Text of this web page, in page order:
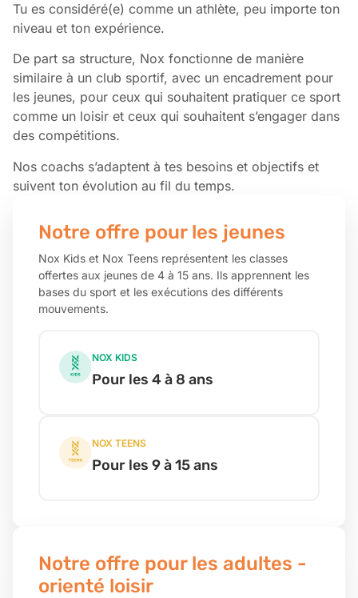
Tu es considéré(e) comme un athlète, peu importe ton
niveau et ton expérience.
De part sa structure, Nox fonctionne de manière
similaire à un club sportif, avec un encadrement pour
les jeunes, pour ceux qui souhaitent pratiquer ce sport
comme un loisir et ceux qui souhaitent s’engager dans
des compétitions.
Nos coachs s’adaptent à tes besoins et objectifs et
suivent ton évolution au fil du temps.
Notre offre pour les jeunes
Nox Kids et Nox Teens représentent les classes
offertes aux jeunes de 4 à 15 ans. Ils apprennent les
bases du sport et les exécutions des différents
mouvements.
NOX KIDS
Pour les 4 à 8 ans
NOX TEENS
Pour les 9 à 15 ans
Notre offre pour les adultes -
orienté loisir​